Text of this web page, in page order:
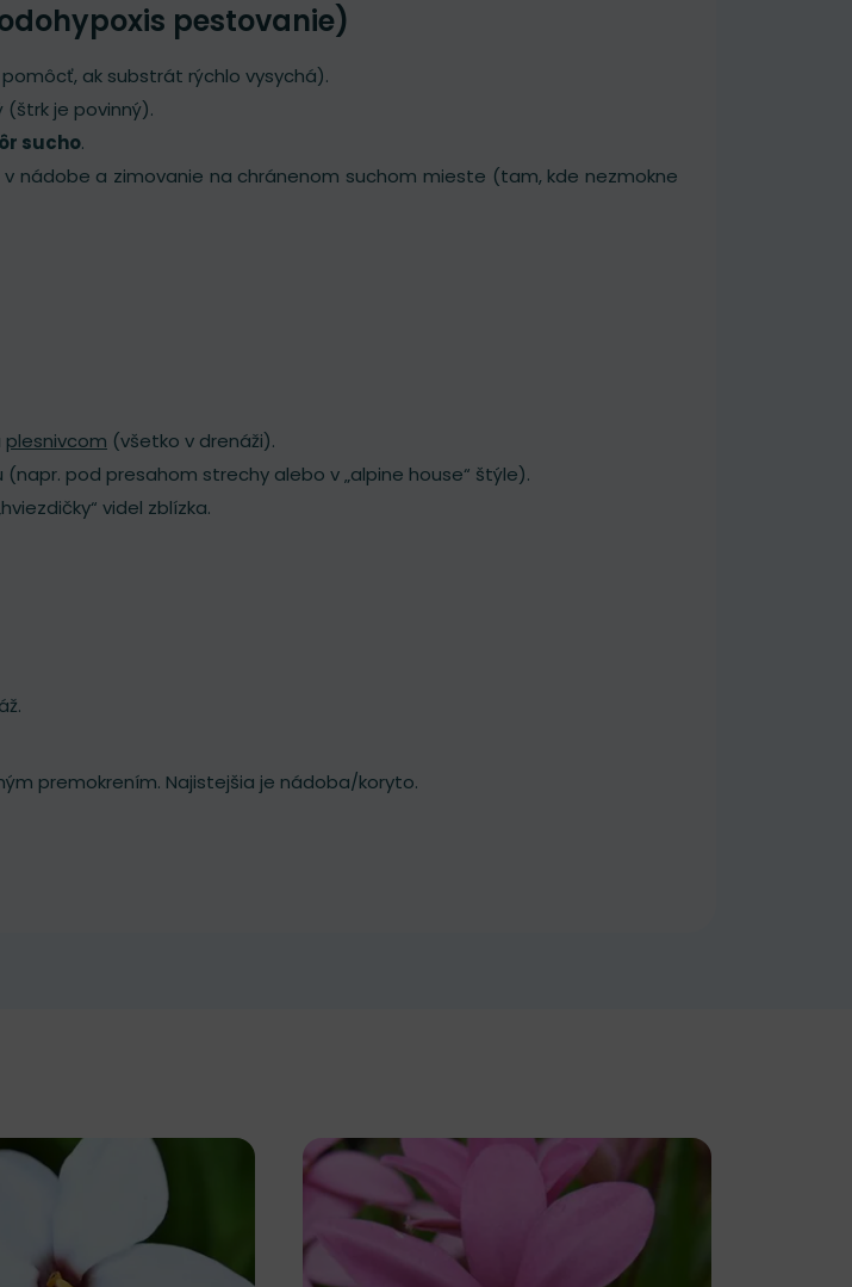
pestovanie)
ak substrát rýchlo vysychá).
(štrk je povinný).
sucho.
nádobe a zimovanie na chránenom suchom mieste (tam, kde nezmokne
plesnivcom (všetko v drenáži).
pod presahom strechy alebo v „alpine house“ štýle).
videl zblízka.
premokrením. Najistejšia je nádoba/koryto.